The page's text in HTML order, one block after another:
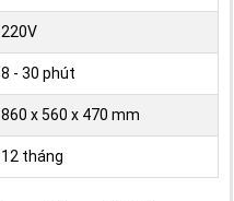
220V
8 - 30 phút
860 x 560 x 470 mm
12 tháng